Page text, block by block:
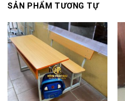
SẢN PHẨM TƯƠNG TỰ